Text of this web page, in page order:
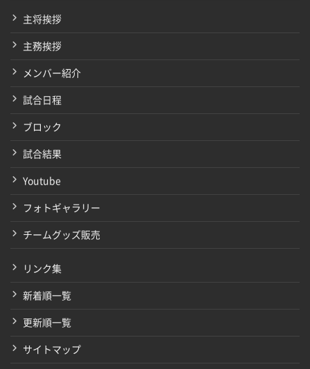
主将挨拶
主務挨拶
メンバー紹介
試合日程
ブロック
試合結果
Youtube
フォトギャラリー
チームグッズ販売
リンク集
新着順一覧
更新順一覧
サイトマップ